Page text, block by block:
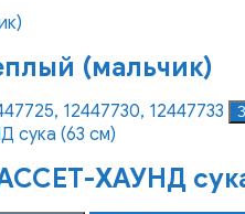
(мальчик)
12447730, 12447733
ХАУНД